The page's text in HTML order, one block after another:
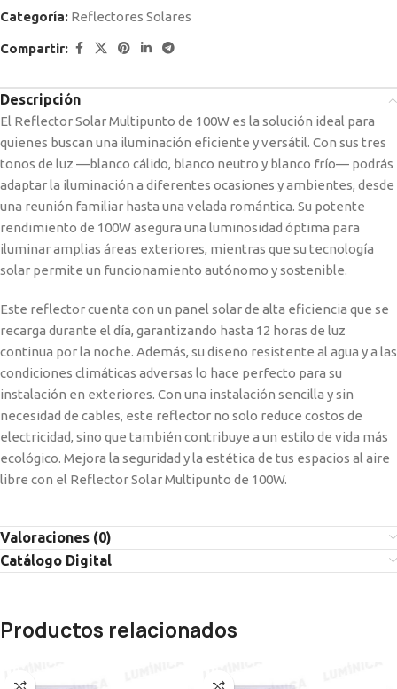
Categoría: Reflectores Solares
Compartir:
Descripción
El Reflector Solar Multipunto de 100W es la solución ideal para
quienes buscan una iluminación eficiente y versátil. Con sus tres
tonos de luz —blanco cálido, blanco neutro y blanco frío— podrás
adaptar la iluminación a diferentes ocasiones y ambientes, desde
una reunión familiar hasta una velada romántica. Su potente
rendimiento de 100W asegura una luminosidad óptima para
iluminar amplias áreas exteriores, mientras que su tecnología
solar permite un funcionamiento autónomo y sostenible.
Este reflector cuenta con un panel solar de alta eficiencia que se
recarga durante el día, garantizando hasta 12 horas de luz
continua por la noche. Además, su diseño resistente al agua y a las
condiciones climáticas adversas lo hace perfecto para su
instalación en exteriores. Con una instalación sencilla y sin
necesidad de cables, este reflector no solo reduce costos de
electricidad, sino que también contribuye a un estilo de vida más
ecológico. Mejora la seguridad y la estética de tus espacios al aire
libre con el Reflector Solar Multipunto de 100W.
Valoraciones (0)
Catálogo Digital
Productos relacionados